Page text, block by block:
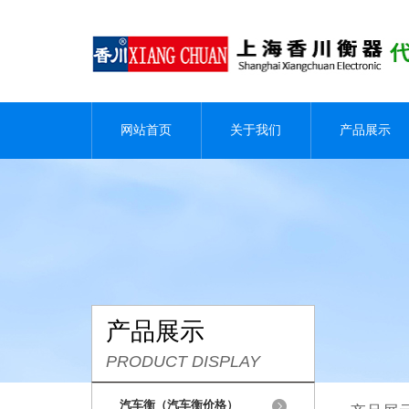
网站首页 关于我们 产品展示
产品展示
PRODUCT DISPLAY
汽车衡（汽车衡价格）